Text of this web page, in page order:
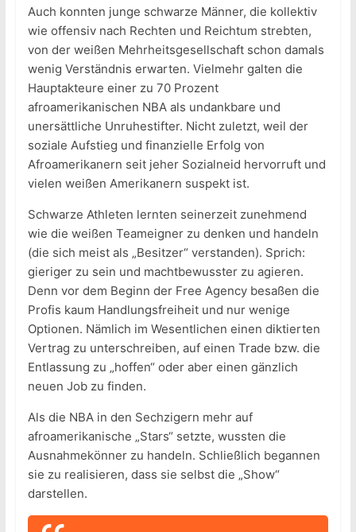
Auch konnten junge schwarze Männer, die kollektiv
wie offensiv nach Rechten und Reichtum strebten,
von der weißen Mehrheitsgesellschaft schon damals
wenig Verständnis erwarten. Vielmehr galten die
Hauptakteure einer zu 70 Prozent
afroamerikanischen NBA als undankbare und
unersättliche Unruhestifter. Nicht zuletzt, weil der
soziale Aufstieg und finanzielle Erfolg von
Afroamerikanern seit jeher Sozialneid hervorruft und
vielen weißen Amerikanern suspekt ist.
Schwarze Athleten lernten seinerzeit zunehmend
wie die weißen Teameigner zu denken und handeln
(die sich meist als „Besitzer“ verstanden). Sprich:
gieriger zu sein und machtbewusster zu agieren.
Denn vor dem Beginn der Free Agency besaßen die
Profis kaum Handlungsfreiheit und nur wenige
Optionen. Nämlich im Wesentlichen einen diktierten
Vertrag zu unterschreiben, auf einen Trade bzw. die
Entlassung zu „hoffen“ oder aber einen gänzlich
neuen Job zu finden.
Als die NBA in den Sechzigern mehr auf
afroamerikanische „Stars“ setzte, wussten die
Ausnahmekönner zu handeln. Schließlich begannen
sie zu realisieren, dass sie selbst die „Show“
darstellen.